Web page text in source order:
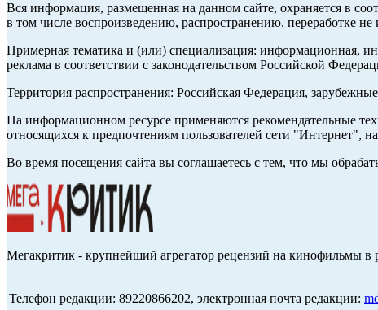
Вся информация, размещенная на данном сайте, охраняется в
в том числе воспроизведению, распространению, переработке
Примерная тематика и (или) специализация: информационная,
реклама в соответствии с законодательством Российской
Территория распространения: Российская Федерация,
На информационном ресурсе применяются рекомендательные
относящихся к предпочтениям пользователей сети "Интернет",
Во время посещения сайта вы соглашаетесь с тем, что мы
Мегакритик - крупнейший агрегатор рецензий на кинофильмы в
Телефон редакции: 89220866202, электронная почта редакции: